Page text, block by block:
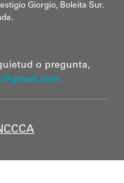
Giorgio, Boleita Sur.
o pregunta,